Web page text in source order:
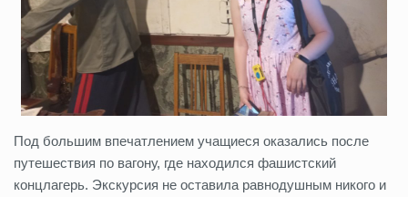
Под большим впечатлением учащиеся оказались после
путешествия по вагону, где находился фашистский
концлагерь. Экскурсия не оставила равнодушным никого и